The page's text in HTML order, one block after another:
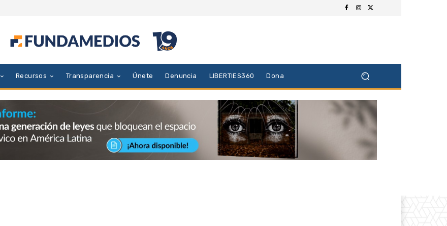
Recursos Transparencia Únete Denuncia LIBERTIES360 Dona